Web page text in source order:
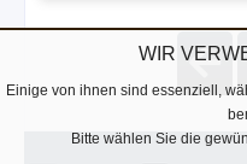
WIR
Einige von ihnen sind essenziell,
Bitte wählen Sie die